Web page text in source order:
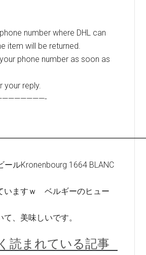
number where DHL can
item will be returned.
phone number as soon as
your reply.
ールKronenbourg 1664 BLANC
いますｗ ベルギーのヒュー
、美味しいです。
読まれている記事